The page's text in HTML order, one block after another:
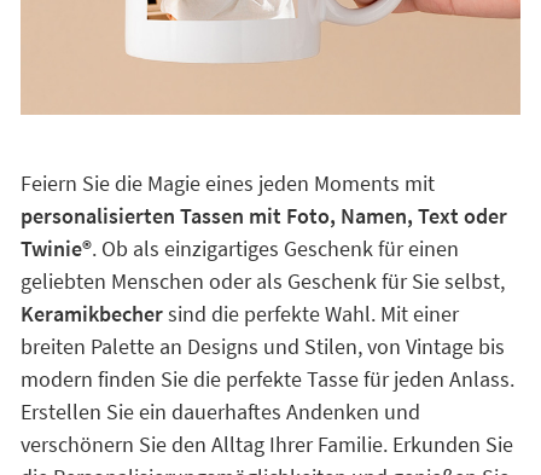
Feiern Sie die Magie eines jeden Moments mit
personalisierten Tassen mit Foto, Namen, Text oder
Twinie®️. Ob als einzigartiges Geschenk für einen
geliebten Menschen oder als Geschenk für Sie selbst,
Keramikbechersind die perfekte Wahl. Mit einer
breiten Palette an Designs und Stilen, von Vintage bis
modern finden Sie die perfekte Tasse für jeden Anlass.
Erstellen Sie ein dauerhaftes Andenken und
verschönern Sie den Alltag Ihrer Familie. Erkunden Sie